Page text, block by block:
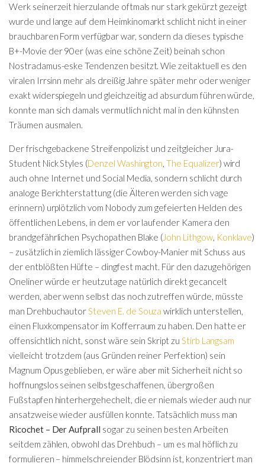
Werk seinerzeit hierzulande oftmals nur stark gekürzt gezeigt
wurde und lange auf dem Heimkinomarkt schlicht nicht in einer
brauchbaren Form verfügbar war, sondern da dieses typische
B+-Movie der 90er (was eine schöne Zeit) beinah schon
Nostradamus-eske Tendenzen besitzt. Wie zeitaktuell es den
viralen Irrsinn mehr als dreißig Jahre später mehr oder weniger
exakt widerspiegeln und gleichzeitig ad absurdum führen würde,
konnte man sich damals vermutlich nicht mal in den kühnsten
Träumen ausmalen.
Der frischgebackene Streifenpolizist und zeitgleicher Jura-
Student Nick Styles (Denzel Washington ,The Equalizer) wird
auch ohne Internet und Social Media, sondern schlicht durch
analoge Berichterstattung (die Älteren werden sich vage
erinnern) urplötzlich vom Nobody zum gefeierten Helden des
öffentlichen Lebens, in dem er vor laufender Kamera den
brandgefährlichen Psychopathen Blake ( John Lithgow, Konklave)
– zusätzlich in ziemlich lässiger Cowboy-Manier mit Schuss aus
der entblößten Hüfte – dingfest macht. Für den dazugehörigen
Oneliner würde er heutzutage natürlich direkt gecancelt
werden, aber wenn selbst das noch zutreffen würde, müsste
man Drehbuchautor Steven E. de Souza wirklich unterstellen,
einen Fluxkompensator im Kofferraum zu haben. Den hatte er
offensichtlich nicht, sonst wäre sein Skript zu Stirb Langsam
vielleicht trotzdem (aus Gründen reiner Perfektion) sein
Magnum Opus geblieben, er wäre aber mit Sicherheit nicht so
hoffnungslos seinen selbstgeschaffenen, übergroßen
Fußstapfen hinterhergehechelt, die er niemals wieder auch nur
ansatzweise wieder ausfüllen konnte. Tatsächlich muss man
Ricochet – Der Aufprall sogar zu seinen besten Arbeiten
seitdem zählen, obwohl das Drehbuch – um es mal höflich zu
formulieren – himmelschreiender Blödsinn ist, konzentriert man